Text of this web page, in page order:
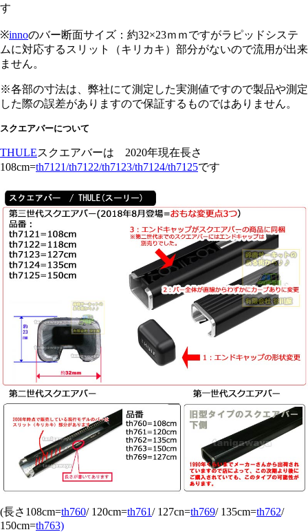
す
※innoのバー断面サイズ：約32×23ｍｍですがラピッドシステ
ムに対応するスリット（キリカキ）部分がないので流用が出来
ません。
※各部の寸法は、弊社にて測定した実測値ですので製品や測定
した際の誤差がありますので保証するものではありません。
スクエアバーについて
THULEスクエアバーは 2020年現在長さ
108cm=th7121/th7122/th7123/th7124/th7125です
(長さ108cm=th760/ 120cm=th761/ 127cn=th769/ 135cm=th762/
150cm=th763)